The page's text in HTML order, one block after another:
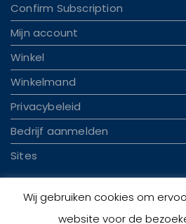
Confirm Subscription
Mijn account
Winkel
Winkelmand
Privacybeleid
Bedrijf aanmelden
Sites
Wij gebruiken cookies om
website voor de